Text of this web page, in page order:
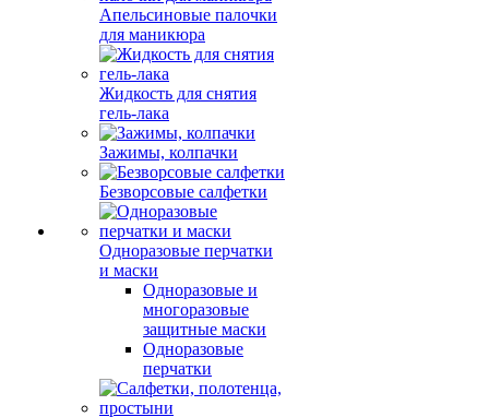
Апельсиновые палочки
для маникюра
Жидкость для снятия
гель-лака
Зажимы, колпачки
Безворсовые салфетки
Одноразовые перчатки
и маски
Одноразовые и
многоразовые
защитные маски
Одноразовые
перчатки